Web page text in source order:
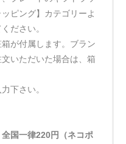
ピング】カテゴリーよ
ださい。
が付属します。ブラン
いただいた場合は、箱
下さい。
国一律220円（ネコポ